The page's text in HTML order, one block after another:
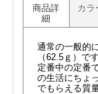
商品詳
細
カラ
通常の一般的
（62.5ｇ）です
定番中の定番
の生活にちょ
でもらえる質